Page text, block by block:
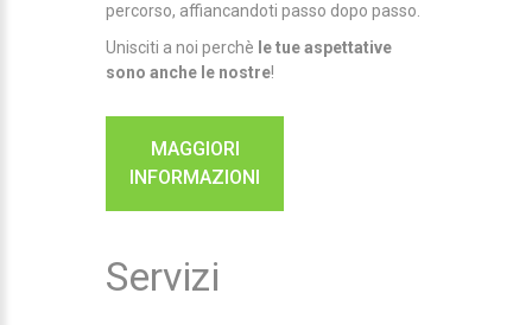
percorso, affiancandoti passo dopo passo.
Unisciti a noi perchè le tue aspettative
sono anche le nostre!
MAGGIORI
INFORMAZIONI
Servizi